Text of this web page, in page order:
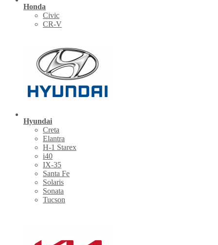
Honda
Civic
CR-V
Hyundai
Creta
Elantra
H-1 Starex
i40
IX-35
Santa Fe
Solaris
Sonata
Tucson